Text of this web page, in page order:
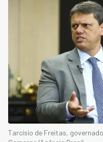
Tarcísio de Freitas,